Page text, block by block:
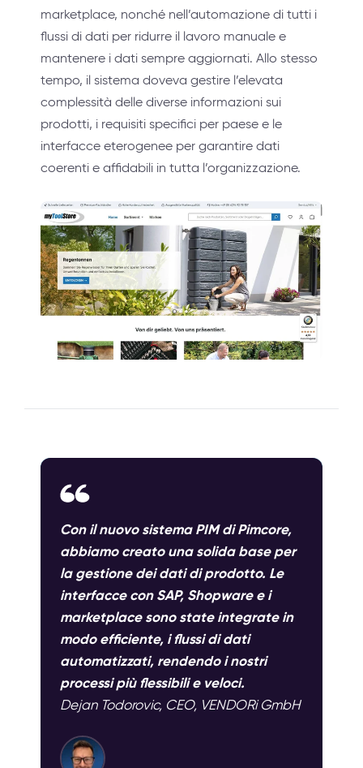
marketplace, nonché nell’automazione di tutti i
flussi di dati per ridurre il lavoro manuale e
mantenere i dati sempre aggiornati. Allo stesso
tempo, il sistema doveva gestire l’elevata
complessità delle diverse informazioni sui
prodotti, i requisiti specifici per paese e le
interfacce eterogenee per garantire dati
coerenti e affidabili in tutta l’organizzazione.
Con il nuovo sistema PIM di Pimcore,
abbiamo creato una solida base per
la gestione dei dati di prodotto. Le
interfacce con SAP, Shopware e i
marketplace sono state integrate in
modo efficiente, i flussi di dati
automatizzati, rendendo i nostri
processi più flessibili e veloci.
Dejan Todorovic, CEO, VENDORi GmbH